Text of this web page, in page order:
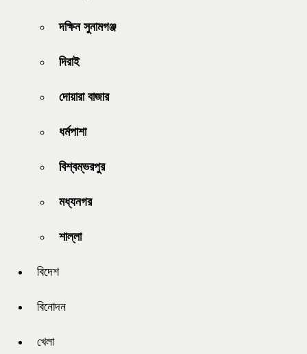
দক্ষিন সুনামগঞ্জ
দিরাই
দোয়ারা বাজার
ধর্মপাশা
বিশ্বম্ভরপুর
মধ্যনগর
শাল্লা
বিদেশ
বিনোদন
খেলা